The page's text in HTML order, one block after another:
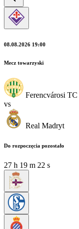
08.08.2026 19:00
Mecz towarzyski
Ferencvárosi TC
vs
Real Madryt
Do rozpoczęcia pozostało
27 h 19 m 20 s